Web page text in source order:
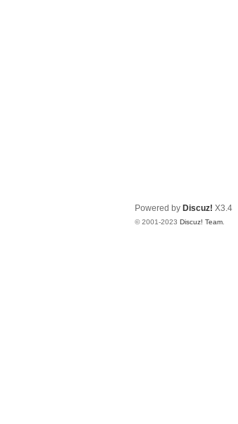
Powered by Discuz! X3.4
© 2001-2023 Discuz! Team